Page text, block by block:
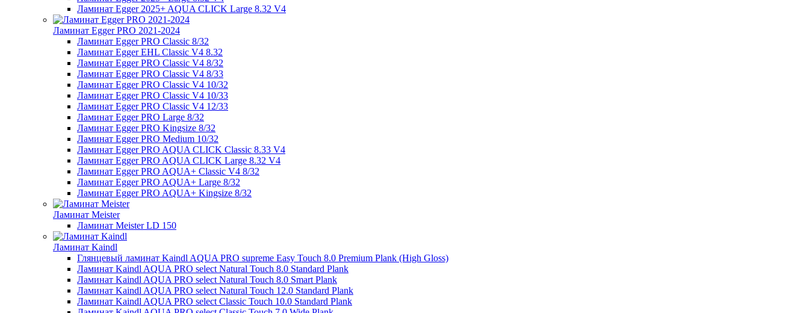
Ламинат Egger 2025+ AQUA CLICK Large 8.32 V4
Ламинат Egger PRO 2021-2024
Ламинат Egger PRO Classic 8/32
Ламинат Egger EHL Classic V4 8.32
Ламинат Egger PRO Classic V4 8/32
Ламинат Egger PRO Classic V4 8/33
Ламинат Egger PRO Classic V4 10/32
Ламинат Egger PRO Classic V4 10/33
Ламинат Egger PRO Classic V4 12/33
Ламинат Egger PRO Large 8/32
Ламинат Egger PRO Kingsize 8/32
Ламинат Egger PRO Medium 10/32
Ламинат Egger PRO AQUA CLICK Classic 8.33 V4
Ламинат Egger PRO AQUA CLICK Large 8.32 V4
Ламинат Egger PRO AQUA+ Classic V4 8/32
Ламинат Egger PRO AQUA+ Large 8/32
Ламинат Egger PRO AQUA+ Kingsize 8/32
Ламинат Meister
Ламинат Meister LD 150
Ламинат Kaindl
Глянцевый ламинат Kaindl AQUA PRO supreme Easy Touch 8.0 Premium Plank (High Gloss)
Ламинат Kaindl AQUA PRO select Natural Touch 8.0 Standard Plank
Ламинат Kaindl AQUA PRO select Natural Touch 8.0 Smart Plank
Ламинат Kaindl AQUA PRO select Natural Touch 12.0 Standard Plank
Ламинат Kaindl AQUA PRO select Classic Touch 10.0 Standard Plank